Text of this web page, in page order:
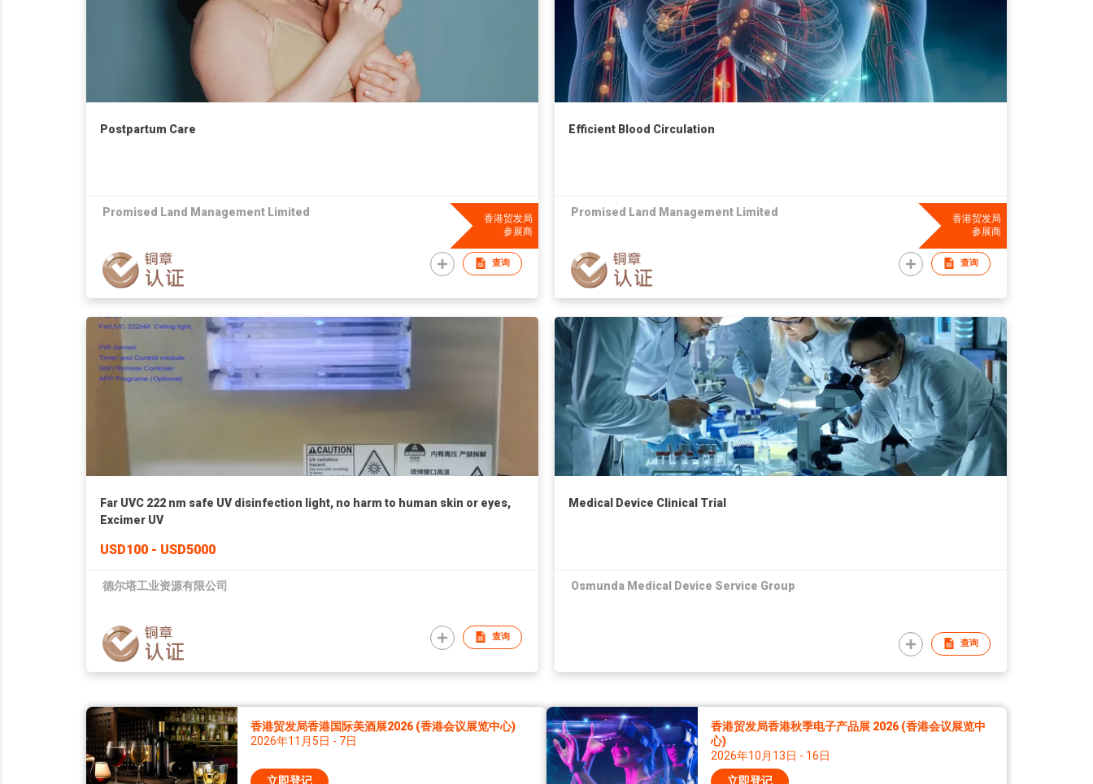
Postpartum Care
Promised Land Management Limited
香港贸发局
参展商
查询
Efficient Blood Circulation
Promised Land Management Limited
香港贸发局
参展商
查询
Far UVC 222 nm safe UV disinfection light, no harm to human skin or eyes,
Excimer UV
USD100 - USD5000
德尔塔工业资源有限公司
查询
Medical Device Clinical Trial
Osmunda Medical Device Service Group
查询
香港贸发局香港国际美酒展2026 (香港会议展览中心)
2026年11月5日 - 7日
立即登记
香港贸发局香港秋季电子产品展 2026 (香港会议展览中
心)
2026年10月13日 - 16日
立即登记